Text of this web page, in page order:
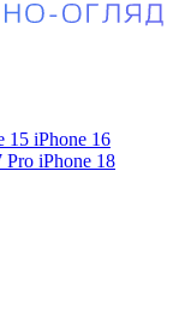
15 iPhone 16
Pro iPhone 18